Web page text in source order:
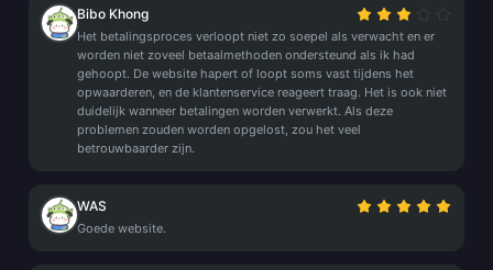
Bibo Khong
Het betalingsproces verloopt niet zo soepel als verwacht en er
worden niet zoveel betaalmethoden ondersteund als ik had
gehoopt. De website hapert of loopt soms vast tijdens het
opwaarderen, en de klantenservice reageert traag. Het is ook niet
duidelijk wanneer betalingen worden verwerkt. Als deze
problemen zouden worden opgelost, zou het veel
betrouwbaarder zijn.
WAS
Goede website.